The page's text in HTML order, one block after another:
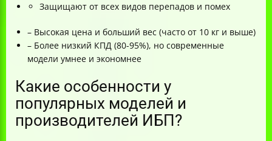
Защищают от всех видов перепадов и помех
– Высокая цена и больший вес (часто от 10 кг и выше)
– Более низкий КПД (80-95%), но современные
модели умнее и экономнее
Какие особенности у
популярных моделей и
производителей ИБП?